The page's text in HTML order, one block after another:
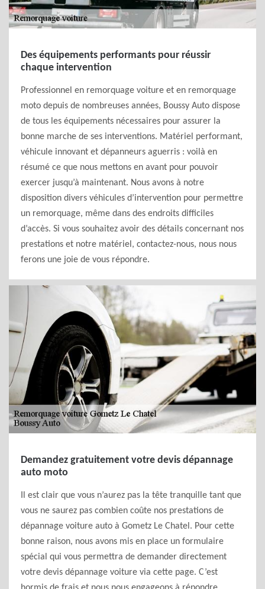
Des équipements performants pour réussir
chaque intervention
Professionnel en remorquage voiture et en remorquage
moto depuis de nombreuses années, Boussy Auto dispose
de tous les équipements nécessaires pour assurer la
bonne marche de ses interventions. Matériel performant,
véhicule innovant et dépanneurs aguerris : voilà en
résumé ce que nous mettons en avant pour pouvoir
exercer jusqu’à maintenant. Nous avons à notre
disposition divers véhicules d’intervention pour permettre
un remorquage, même dans des endroits difficiles
d’accès. Si vous souhaitez avoir des détails concernant nos
prestations et notre matériel, contactez-nous, nous nous
ferons une joie de vous répondre.
Demandez gratuitement votre devis dépannage
auto moto
Il est clair que vous n’aurez pas la tête tranquille tant que
vous ne saurez pas combien coûte nos prestations de
dépannage voiture auto à Gometz Le Chatel. Pour cette
bonne raison, nous avons mis en place un formulaire
spécial qui vous permettra de demander directement
votre devis dépannage voiture via cette page. C’est